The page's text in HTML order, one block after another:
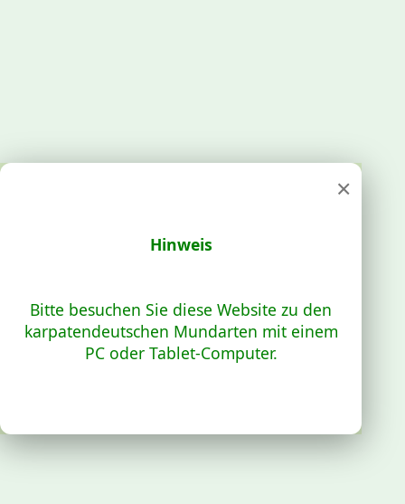
×
Hinweis
Bitte besuchen Sie diese Website zu den
karpatendeutschen Mundarten mit einem
PC oder Tablet-Computer.